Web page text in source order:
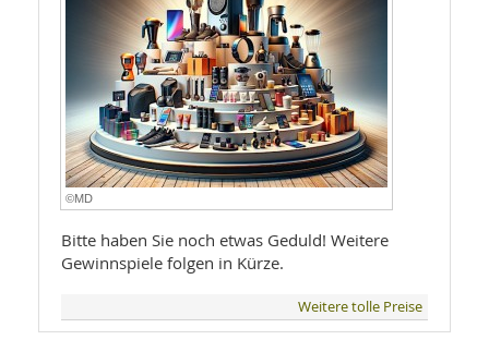
©MD
Bitte haben Sie noch etwas Geduld! Weitere
Gewinnspiele folgen in Kürze.
Weitere tolle Preise